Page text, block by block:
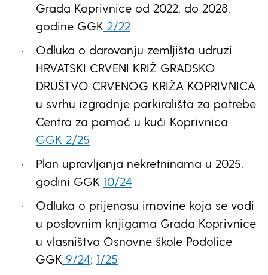
Grada Koprivnice od 2022. do 2028.
godine GGK 2/22
Odluka o darovanju zemljišta udruzi
HRVATSKI CRVENI KRIŽ GRADSKO
DRUŠTVO CRVENOG KRIŽA KOPRIVNICA
u svrhu izgradnje parkirališta za potrebe
Centra za pomoć u kući Koprivnica
GGK 2/25
Plan upravljanja nekretninama u 2025.
godini GGK 10/24
Odluka o prijenosu imovine koja se vodi
u poslovnim knjigama Grada Koprivnice
u vlasništvo Osnovne škole Podolice
GGK 9/24; 1/25